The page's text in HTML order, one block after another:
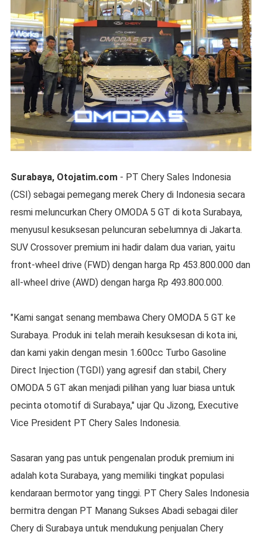
Surabaya, Otojatim.com- PT Chery Sales Indonesia
(CSI) sebagai pemegang merek Chery di Indonesia secara
resmi meluncurkan Chery OMODA 5 GT di kota Surabaya,
menyusul kesuksesan peluncuran sebelumnya di Jakarta.
SUV Crossover premium ini hadir dalam dua varian, yaitu
front-wheel drive (FWD) dengan harga Rp 453.800.000 dan
all-wheel drive (AWD) dengan harga Rp 493.800.000.
"Kami sangat senang membawa Chery OMODA 5 GT ke
Surabaya. Produk ini telah meraih kesuksesan di kota ini,
dan kami yakin dengan mesin 1.600cc Turbo Gasoline
Direct Injection (TGDI) yang agresif dan stabil, Chery
OMODA 5 GT akan menjadi pilihan yang luar biasa untuk
pecinta otomotif di Surabaya," ujar Qu Jizong, Executive
Vice President PT Chery Sales Indonesia.
Sasaran yang pas untuk pengenalan produk premium ini
adalah kota Surabaya, yang memiliki tingkat populasi
kendaraan bermotor yang tinggi. PT Chery Sales Indonesia
bermitra dengan PT Manang Sukses Abadi sebagai diler
Chery di Surabaya untuk mendukung penjualan Chery